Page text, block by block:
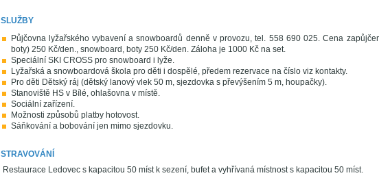
SLUŽBY
Půjčovna lyžařského vybavení a snowboardů denně v provozu, tel. 558 690 025. Cena
boty) 250 Kč/den., snowboard, boty 250 Kč/den. Záloha je 1000 Kč na set.
Speciální SKI CROSS pro snowboard i lyže.
Lyžařská a snowboardová škola pro děti i dospělé, předem rezervace na číslo viz kontakty.
Pro děti Dětský ráj (dětský lanový vlek 50 m, sjezdovka s převýšením 5 m, houpačky).
Stanoviště HS v Bílé, ohlašovna v místě.
Sociální zařízení.
Možnosti způsobů platby hotovost.
Sáňkování a bobování jen mimo sjezdovku.
STRAVOVÁNÍ
Restaurace Ledovec s kapacitou 50 míst k sezení, bufet a vyhřívaná místnost s kapacitou 50 míst.